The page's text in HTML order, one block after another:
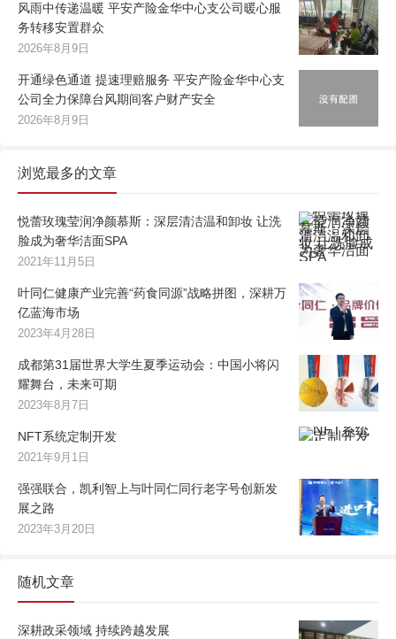
风雨中传递温暖 平安产险金华中心支公司暖心服
务转移安置群众
2026年8月9日
开通绿色通道 提速理赔服务 平安产险金华中心支
公司全力保障台风期间客户财产安全
2026年8月9日
浏览最多的文章
悦蕾玫瑰莹润净颜慕斯：深层清洁温和卸妆 让洗
脸成为奢华洁面SPA
2021年11月5日
叶同仁健康产业完善“药食同源”战略拼图，深耕万
亿蓝海市场
2023年4月28日
成都第31届世界大学生夏季运动会：中国小将闪
耀舞台，未来可期
2023年8月7日
NFT系统定制开发
2021年9月1日
强强联合，凯利智上与叶同仁同行老字号创新发
展之路
2023年3月20日
随机文章
深耕政采领域 持续跨越发展